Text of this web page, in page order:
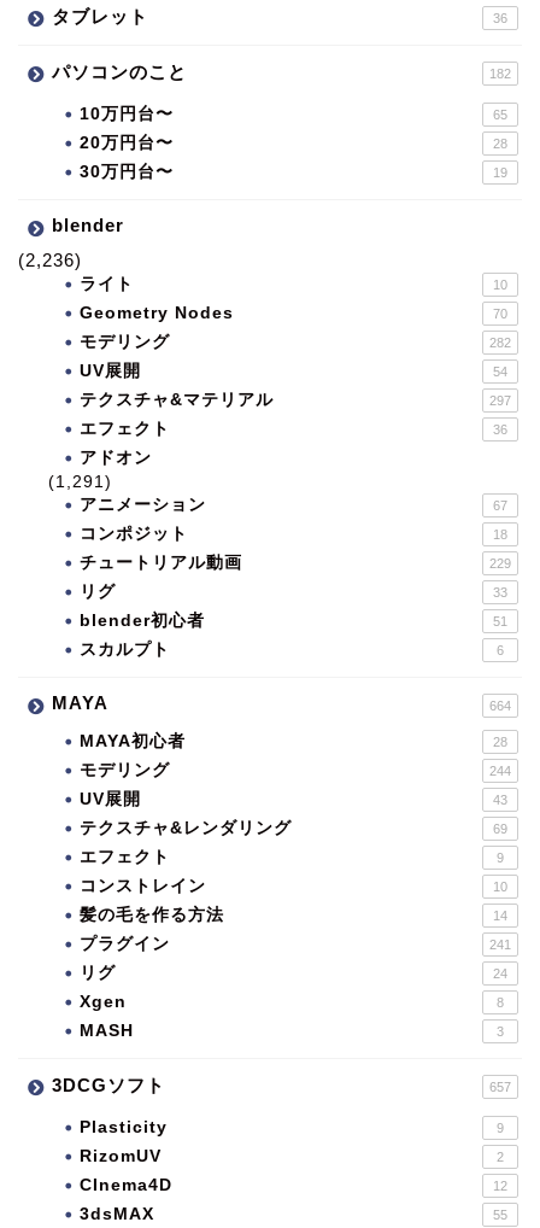
タブレット 36
パソコンのこと 182
10万円台〜 65
20万円台〜 28
30万円台〜 19
blender
(2,236)
ライト 10
Geometry Nodes 70
モデリング 282
UV展開 54
テクスチャ&マテリアル 297
エフェクト 36
アドオン
(1,291)
アニメーション
67
コンポジット 18
チュートリアル動画 229
リグ 33
blender初心者 51
スカルプト 6
MAYA 664
MAYA初心者 28
モデリング 244
UV展開 43
テクスチャ&レンダリング 69
エフェクト 9
コンストレイン 10
髪の毛を作る方法 14
プラグイン 241
リグ 24
Xgen 8
MASH 3
3DCGソフト 657
Plasticity 9
RizomUV 2
CInema4D 12
3dsMAX 55